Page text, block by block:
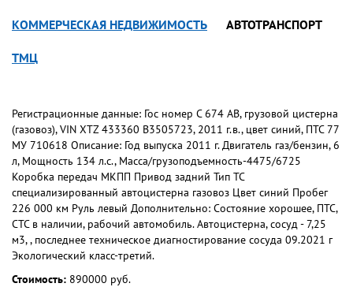
КОММЕРЧЕСКАЯ НЕДВИЖИМОСТЬ АВТОТРАНСПОРТ
ТМЦ
Регистрационные данные: Гос номер С 674 АВ, грузовой цистерна
(газовоз), VIN XTZ 433360 B3505723, 2011 г.в., цвет синий, ПТС 77
МУ 710618 Описание: Год выпуска 2011 г. Двигатель газ/бензин, 6
л, Мощность 134 л.с., Масса/грузоподъемность-4475/6725
Коробка передач МКПП Привод задний Тип ТС
специализированный автоцистерна газовоз Цвет синий Пробег
226 000 км Руль левый Дополнительно: Состояние хорошее, ПТС,
СТС в наличии, рабочий автомобиль. Автоцистерна, сосуд - 7,25
м3, , последнее техническое диагностирование сосуда 09.2021 г
Экологический класс-третий.
Стоимость: 890000 руб.